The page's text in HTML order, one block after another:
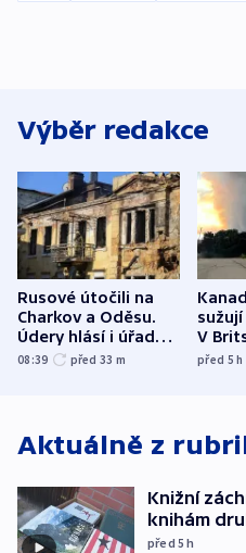
Výběr redakce
Rusové útočili na
Charkov a Oděsu.
Údery hlásí i úřady v
Bělgorodu
08:39 před 33 m
V
před 5h
Aktuálně z
Knižní
knihám
před 5h